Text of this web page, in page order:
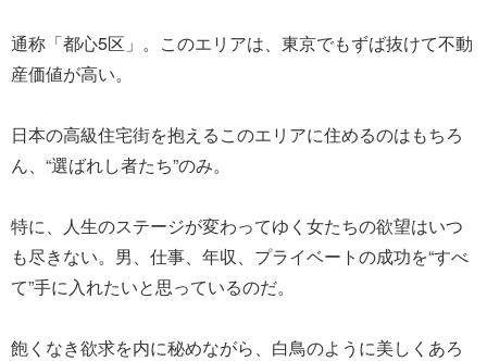
通称「都心5区」。このエリアは、東京でもずば抜けて不動
産価値が高い。
日本の高級住宅街を抱えるこのエリアに住めるのはもちろ
ん、“選ばれし者たち”のみ。
特に、人生のステージが変わってゆく女たちの欲望はいつ
も尽きない。男、仕事、年収、プライベートの成功を“すべ
て”手に入れたいと思っているのだ。
飽くなき欲求を内に秘めながら、白鳥のように美しくあろ